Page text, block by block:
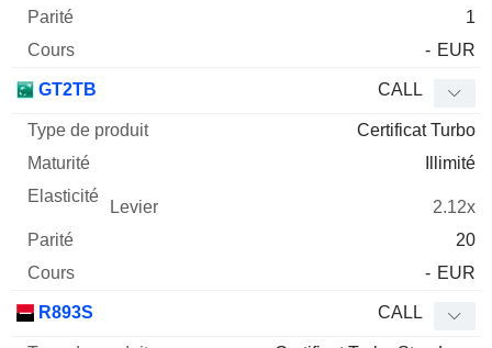
1
- EUR
GT2TB CALL
Certificat Turbo
Illimité
2.12x
20
- EUR
R893S CALL